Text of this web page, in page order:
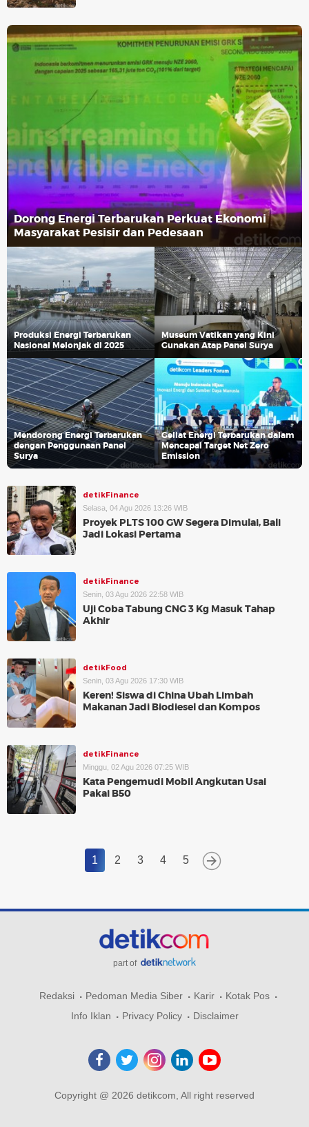
Dorong Energi Terbarukan Perkuat Ekonomi
Masyarakat Pesisir dan Pedesaan
Produksi Energi Terbarukan
Nasional Melonjak di 2025
Museum Vatikan yang Kini
Gunakan Atap Panel Surya
Mendorong Energi Terbarukan
dengan Penggunaan Panel
Surya
Geliat Energi Terbarukan dalam
Mencapai Target Net Zero
Emission
detikFinance
Selasa, 04 Agu 2026 13:26 WIB
Proyek PLTS 100 GW Segera Dimulai, Bali
Jadi Lokasi Pertama
detikFinance
Senin, 03 Agu 2026 22:58 WIB
Uji Coba Tabung CNG 3 Kg Masuk Tahap
Akhir
detikFood
Senin, 03 Agu 2026 17:30 WIB
Keren! Siswa di China Ubah Limbah
Makanan Jadi Biodiesel dan Kompos
detikFinance
Minggu, 02 Agu 2026 07:25 WIB
Kata Pengemudi Mobil Angkutan Usai
Pakai B50
1 2 3 4 5
part of
Redaksi Pedoman Media Siber Karir
Kotak Pos
Info Iklan
Privacy Policy Disclaimer
Copyright @ 2026 detikcom, All right reserved